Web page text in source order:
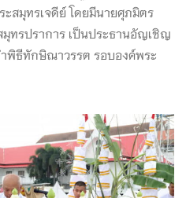
สมุทรเจดีย์ โดยมีนายศุภมิตร
ทรปราการ เป็นประธานอัญเชิญ
พิธีทักษิณาวรรต รอบองค์พระ